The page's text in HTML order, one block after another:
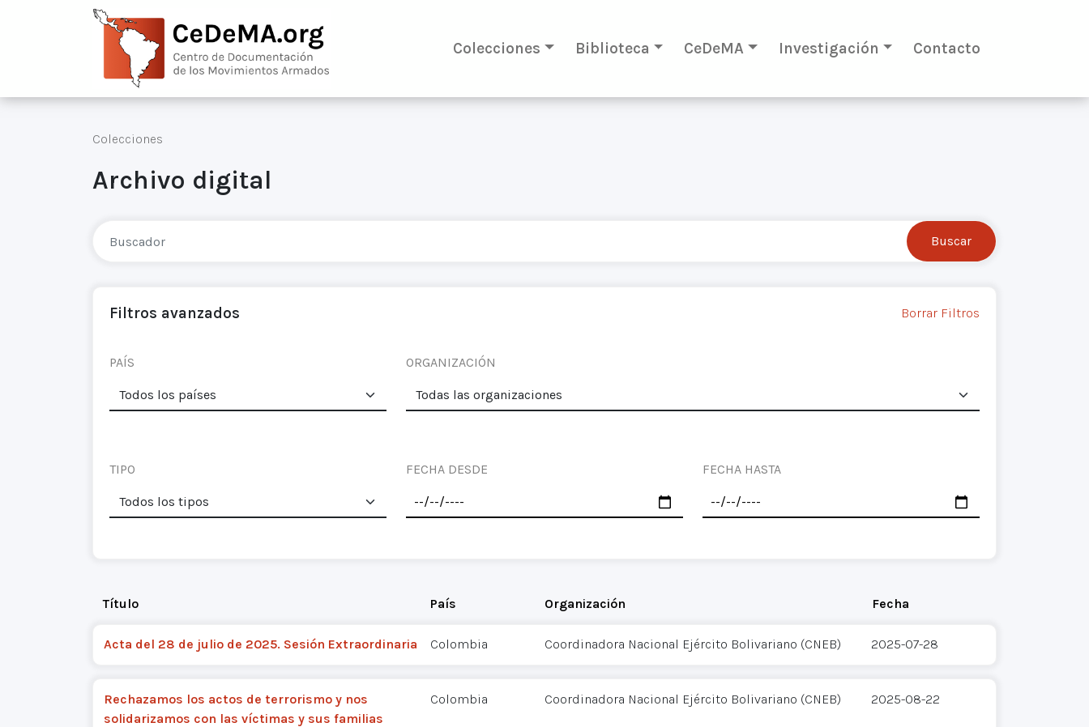
Colecciones Biblioteca CeDeMA Investigación Contacto
Colecciones
Archivo digital
Filtros avanzados Borrar Filtros
PAÍS ORGANIZACIÓN
TIPO FECHA DESDE FECHA HASTA
Título País Organización Fecha
Acta del 28 de julio de 2025. Sesión Extraordinaria Colombia Coordinadora Nacional Ejército Bolivariano (CNEB) 2025-07-28
Rechazamos los actos de terrorismo y nos
solidarizamos con las víctimas y sus familias
Colombia Coordinadora Nacional Ejército Bolivariano (CNEB) 2025-08-22